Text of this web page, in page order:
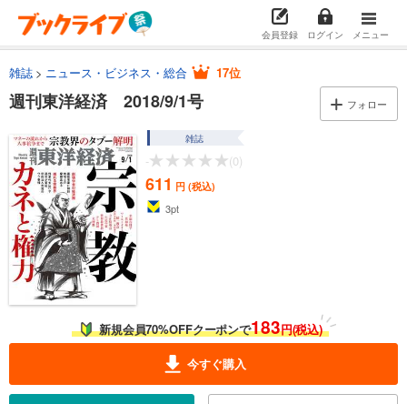
会員登録 ログイン メニュー
雑誌 ニュース・ビジネス・総合 17位
週刊東洋経済 2018/9/1号 フォロー
雑誌
- (0)
611 円 (税込)
3pt
新規会員70%OFFクーポンで183円(税込)
今すぐ購入